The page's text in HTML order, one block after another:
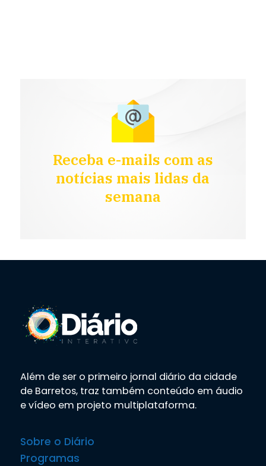
Receba e-mails com as
notícias mais lidas da
semana
Além de ser o primeiro jornal diário da cidade
de Barretos, traz também conteúdo em áudio
e vídeo em projeto multiplataforma.
Sobre o Diário
Programas